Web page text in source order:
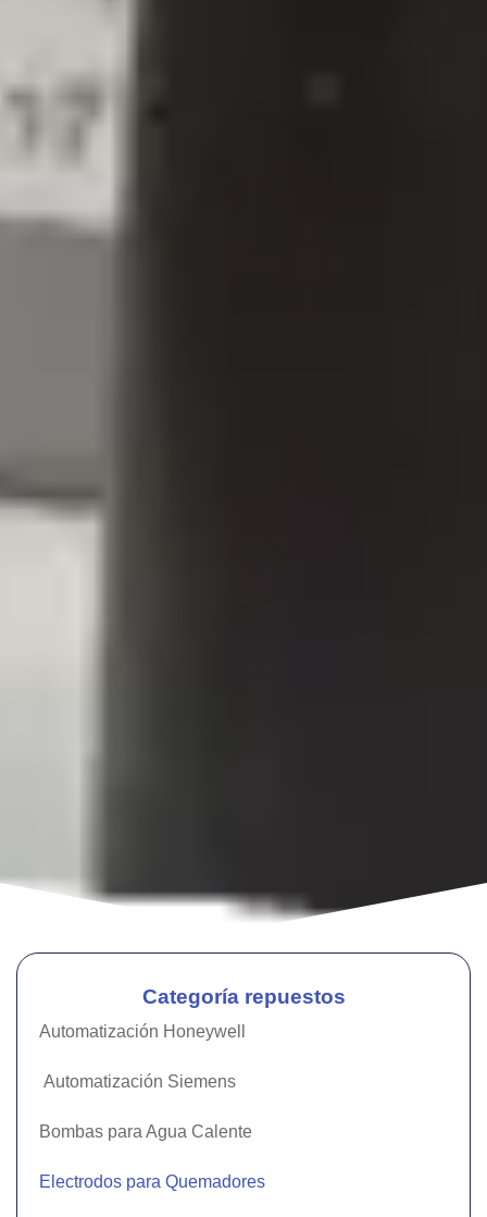
Categoría repuestos
Automatización Honeywell
Automatización Siemens
Bombas para Agua Calente
Electrodos para Quemadores